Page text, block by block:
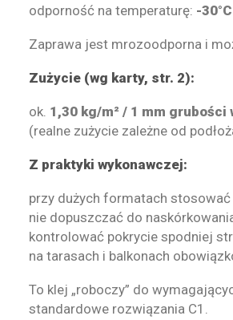
odporność na temperaturę: -
Zaprawa jest mrozoodporna i
Zużycie (wg karty, str. 2):
ok. 1,30 kg/m² / 1 mm grubości
(realne zużycie zależne od
Z praktyki wykonawczej:
przy dużych formatach
nie dopuszczać do
kontrolować pokrycie spodniej
na tarasach i balkonach
To klej „roboczy” do
standardowe rozwiązania C1.